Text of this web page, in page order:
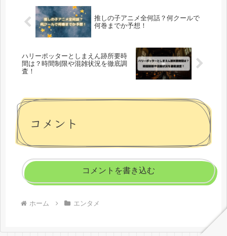
推しの子アニメ全何話？何クールで
何巻までか予想！
ハリーポッターとしまえん跡所要時
間は？時間制限や混雑状況を徹底調
査！
コメント
コメントを書き込む
ホーム エンタメ